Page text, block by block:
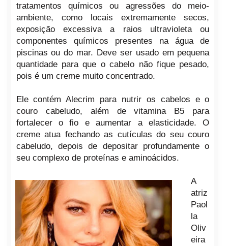
tratamentos químicos ou agressões do meio-
ambiente, como locais extremamente secos,
exposição excessiva a raios ultravioleta ou
componentes químicos presentes na água de
piscinas ou do mar. Deve ser usado em pequena
quantidade para que o cabelo não fique pesado,
pois é um creme muito concentrado.
Ele contém Alecrim para nutrir os cabelos e o
couro cabeludo, além de vitamina B5 para
fortalecer o fio e aumentar a elasticidade. O
creme atua fechando as cutículas do seu couro
cabeludo, depois de depositar profundamente o
seu complexo de proteínas e aminoácidos.
A
atriz
Paol
la
Oliv
eira